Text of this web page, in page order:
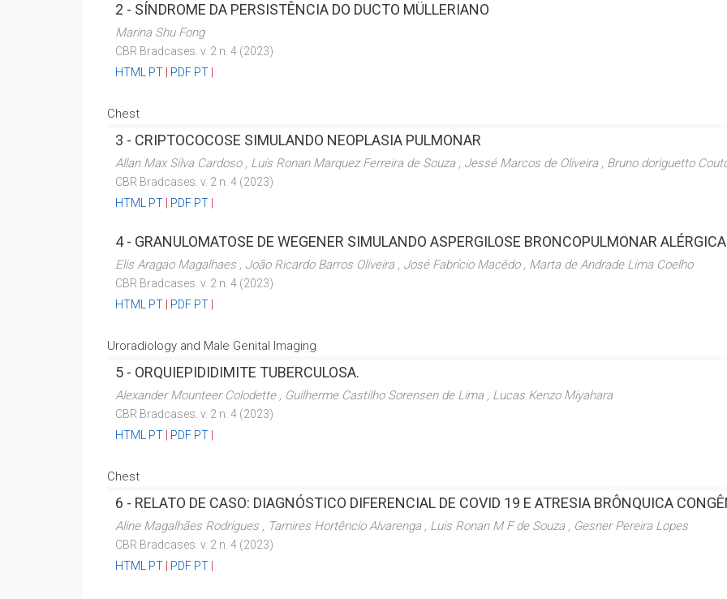
2 - SÍNDROME DA PERSISTÊNCIA DO DUCTO MÜLLERIANO
Marina Shu Fong
CBR Bradcases. v. 2 n. 4 (2023)
HTML PT
PDF PT
Chest
3 - CRIPTOCOCOSE SIMULANDO NEOPLASIA PULMONAR
Allan Max Silva Cardoso , Luís Ronan Marquez Ferreira de Souza , Jessé Marcos de Oliveira , Bruno doriguetto
CBR Bradcases. v. 2 n. 4 (2023)
HTML PT
PDF PT
4 - GRANULOMATOSE DE WEGENER SIMULANDO ASPERGILOSE BRONCOPULMONAR
Elis Aragao Magalhaes , João Ricardo Barros Oliveira , José Fabrício Macêdo , Marta de Andrade Lima Coelho
CBR Bradcases. v. 2 n. 4 (2023)
HTML PT
PDF PT
Uroradiology and Male Genital Imaging
5 - ORQUIEPIDIDIMITE TUBERCULOSA.
Alexander Mounteer Colodette , Guilherme Castilho Sorensen de Lima , Lucas Kenzo Miyahara
CBR Bradcases. v. 2 n. 4 (2023)
HTML PT
PDF PT
Chest
6 - RELATO DE CASO: DIAGNÓSTICO DIFERENCIAL DE COVID 19 E ATRESIA BRÔNQUICA
Aline Magalhães Rodrigues , Tamires Hortêncio Alvarenga , Luis Ronan M F de Souza , Gesner Pereira Lopes
CBR Bradcases. v. 2 n. 4 (2023)
HTML PT
PDF PT